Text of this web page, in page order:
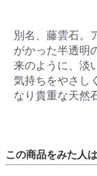
別名、藤雲石。
がかった半透明
来のように、淡
気持ちをやさし
なり貴重な天然
この商品をみた人